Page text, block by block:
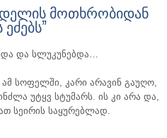
მოთხრობიდან
და სლუკუნებდა…
სოფელში, კარი არავინ გაუღო,
უტყვ სტუმარს. ის კი არა და,
სეირის საყურებლად.